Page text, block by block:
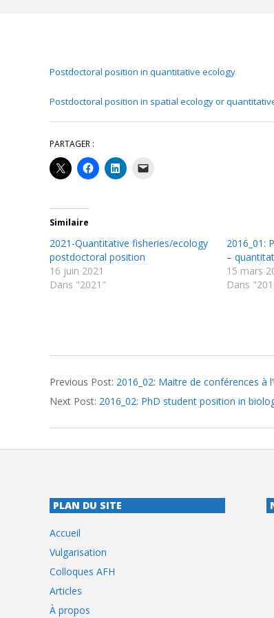
Postdoctoral position in quantitative ecology
Postdoctoral position in spatial ecology or
PARTAGER :
Similaire
2021-Quantitative fisheries/ecology
postdoctoral position
16 juin 2021
Dans "2021"
2016_01:
–
15 mars
Dans
03-
15
Previous Post: 2016_02: Maitre de conférences à
Next Post: 2016_02: PhD student position in
PLAN DU SITE
Accueil
Vulgarisation
Colloques AFH
Articles
À propos